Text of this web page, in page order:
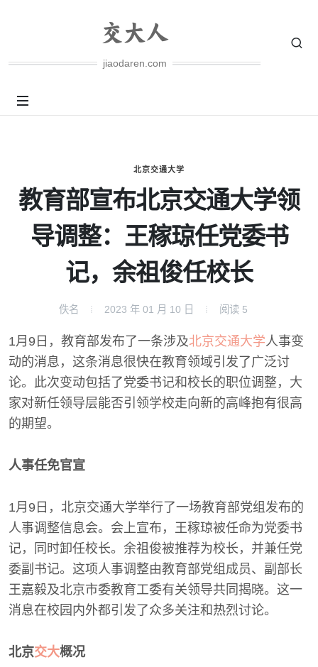
jiaodaren.com
北京交通大学
教育部宣布北京交通大学领
导调整：王稼琼任党委书
记，余祖俊任校长
佚名 2023 年 01 月 10 日 阅读 5
1月9日，教育部发布了一条涉及北京交通大学人事变
动的消息，这条消息很快在教育领域引发了广泛讨
论。此次变动包括了党委书记和校长的职位调整，大
家对新任领导层能否引领学校走向新的高峰抱有很高
的期望。
人事任免官宣
1月9日，北京交通大学举行了一场教育部党组发布的
人事调整信息会。会上宣布，王稼琼被任命为党委书
记，同时卸任校长。余祖俊被推荐为校长，并兼任党
委副书记。这项人事调整由教育部党组成员、副部长
王嘉毅及北京市委教育工委有关领导共同揭晓。这一
消息在校园内外都引发了众多关注和热烈讨论。
北京交大概况